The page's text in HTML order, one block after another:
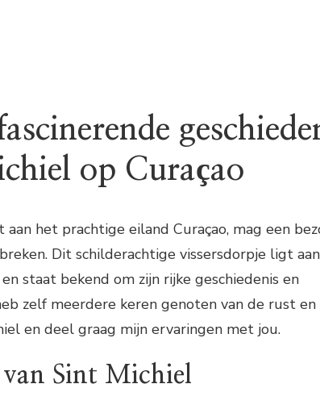
op Curaçao
het prachtige eiland Curaçao, mag een
Dit schilderachtige vissersdorpje ligt
staat bekend om zijn rijke geschiedenis en
zelf meerdere keren genoten van de rust en
en deel graag mijn ervaringen met jou.
Sint Michiel